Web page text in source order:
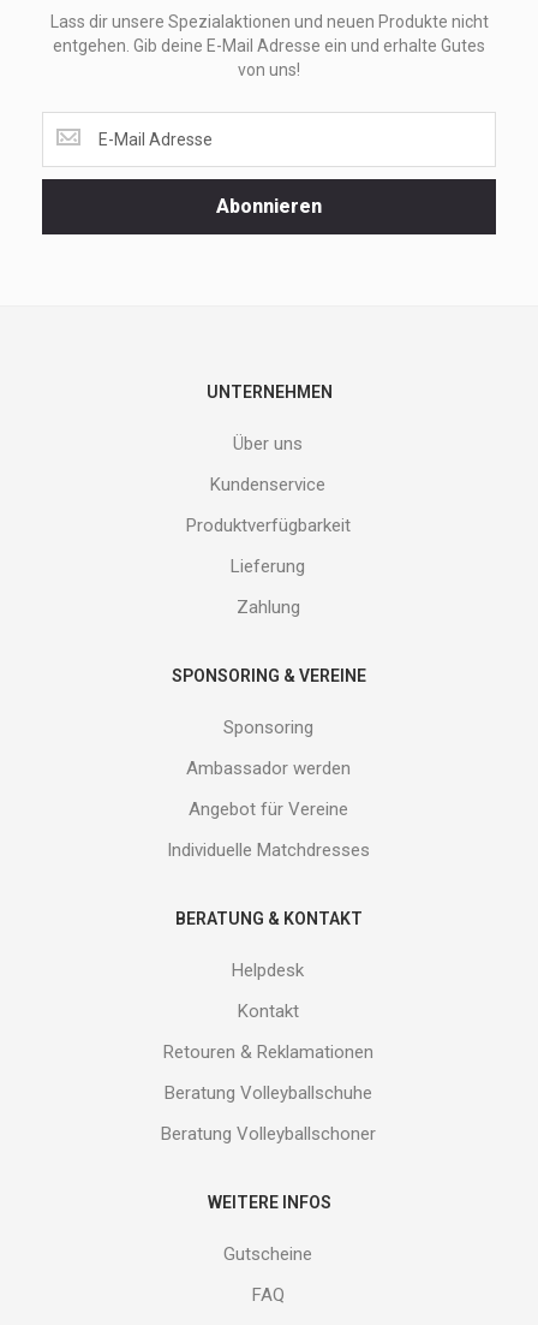
Lass dir unsere Spezialaktionen und neuen Produkte nicht
entgehen. Gib deine E-Mail Adresse ein und erhalte Gutes
von uns!
dir
unsere
Abonnieren
UNTERNEHMEN
Über uns
Kundenservice
Produktverfügbarkeit
Lieferung
Zahlung
SPONSORING & VEREINE
Sponsoring
Ambassador werden
Angebot für Vereine
Individuelle Matchdresses
BERATUNG & KONTAKT
Helpdesk
Kontakt
Retouren & Reklamationen
Beratung Volleyballschuhe
Beratung Volleyballschoner
WEITERE INFOS
Gutscheine
FAQ